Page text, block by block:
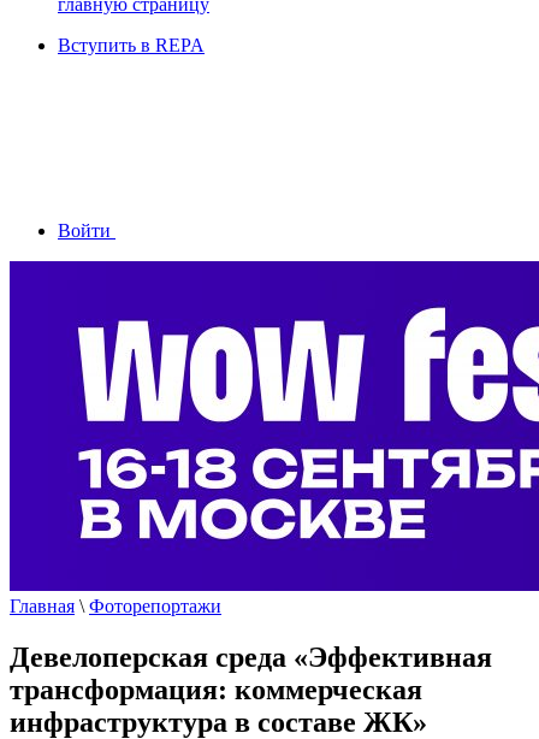
главную страницу
Вступить в REPA
Войти
Главная \ Фоторепортажи
Девелоперская среда «Эффективная
трансформация: коммерческая
инфраструктура в составе ЖК»